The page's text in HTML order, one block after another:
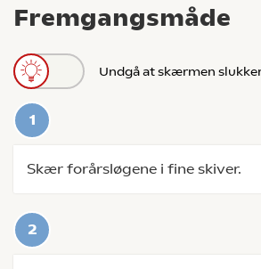
Fremgangsmåde
Undgå at skærmen
Skær forårsløgene i fine skiver.